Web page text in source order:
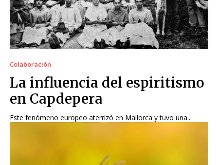
Colaboración
La influencia del espiritismo
en Capdepera
Este fenómeno europeo aterrizó en Mallorca y tuvo una...